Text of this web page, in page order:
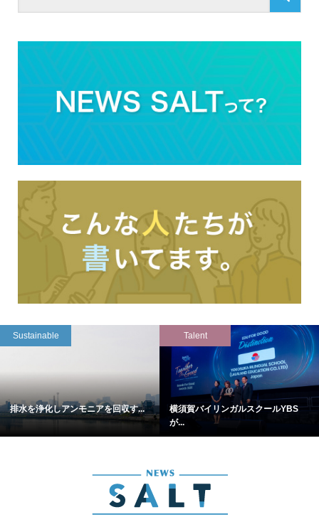
Sustainable
排水を浄化しアンモニアを回収す...
Talent
横須賀バイリンガルスクールYBS
が...